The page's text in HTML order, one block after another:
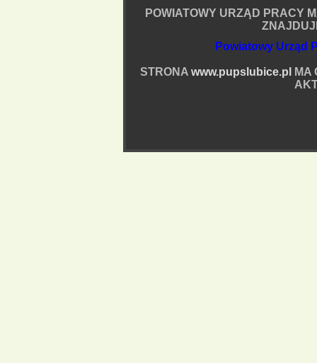
POWIATOWY URZĄD PRACY
Powiatowy Urząd
STRONA www.pupslubice.pl
MA